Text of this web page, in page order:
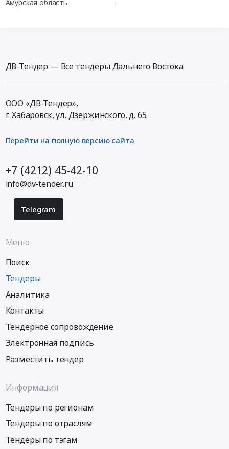
Амурская область -
ДВ-Тендер — Все тендеры Дальнего Востока
ООО «ДВ-Тендер»,
г. Хабаровск,ул. Дзержинского, д. 65.
Перейти на полную версию сайта
+7 (4212) 45-42-10
info@dv-tender.ru
Telegram
Меню
Поиск
Тендеры
Аналитика
Контакты
Тендерное сопровождение
Электронная подпись
Разместить тендер
Информация
Тендеры по регионам
Тендеры по отраслям
Тендеры по тэгам